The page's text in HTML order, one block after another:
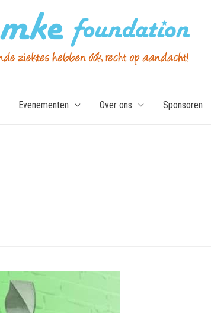
Evenementen Over ons Sponsoren